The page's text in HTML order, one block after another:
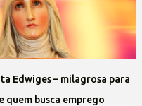
Edwiges – milagrosa para
quem busca emprego